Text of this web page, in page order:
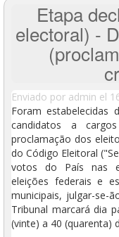
Etapa
electoral) -
Enviado por admin el
Foram estabelecidas
candidatos a
proclamação dos
do Código Eleitoral
votos do País nas
eleições federais e
municipais, julgar-se-
Tribunal marcará dia
(vinte) a 40 (quarenta)